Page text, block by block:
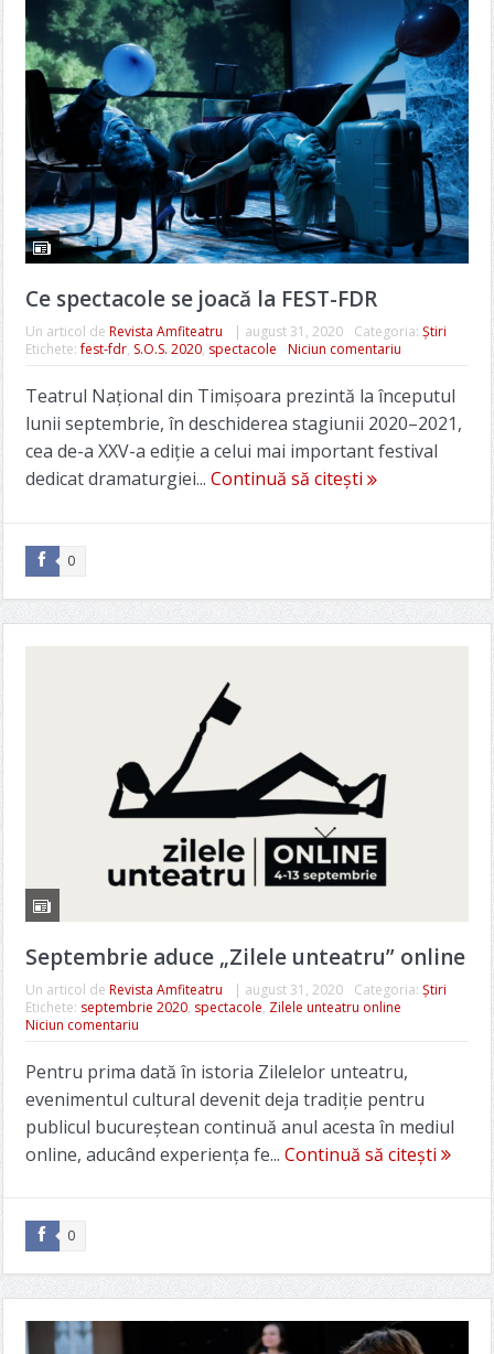
Ce spectacole se joacă la FEST-FDR
Un articol de Revista Amfiteatru | august 31, 2020 Categoria: Știri
Etichete:fest-fdr, S.O.S. 2020, spectacole Niciun comentariu
Teatrul Național din Timișoara prezintă la începutul
lunii septembrie, în deschiderea stagiunii 2020–2021,
cea de-a XXV-a ediție a celui mai important festival
dedicat dramaturgiei... Continuă să citești
0
Septembrie aduce „Zilele unteatru” online
Un articol de Revista Amfiteatru | august 31, 2020 Categoria: Știri
Etichete: septembrie 2020, spectacole, Zilele unteatru online
Niciun comentariu
Pentru prima dată în istoria Zilelelor unteatru,
evenimentul cultural devenit deja tradiție pentru
publicul bucureștean continuă anul acesta în mediul
online, aducând experiența fe... Continuă să citești
0